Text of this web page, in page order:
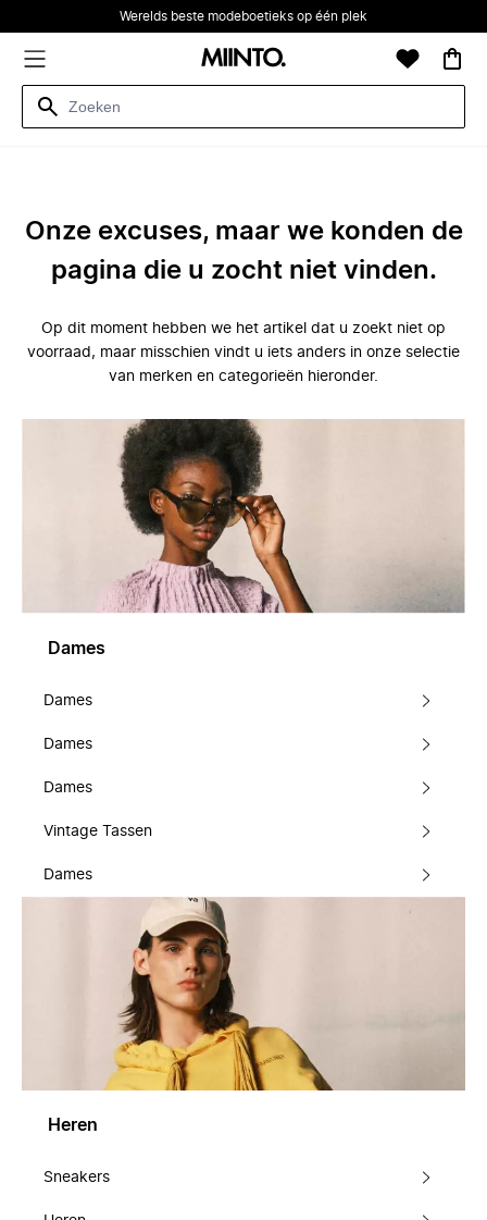
Werelds beste modeboetieks op één plek
Onze excuses, maar we konden de
pagina die u zocht niet vinden.
Op dit moment hebben we het artikel dat u zoekt niet op
voorraad, maar misschien vindt u iets anders in onze selectie
van merken en categorieën hieronder.
Dames
Dames
Dames
Dames
Vintage Tassen
Dames
Heren
Sneakers